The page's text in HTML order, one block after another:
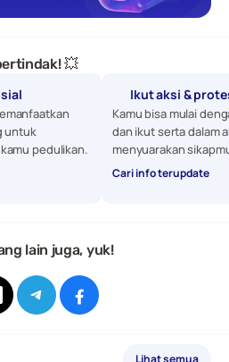
💥
untuk
pedulikan.
Ikut aksi &
Kamu bisa mulai
dan ikut serta dalam
menyuarakan
Cari info terupdate
lain juga, yuk!
Lihat semua